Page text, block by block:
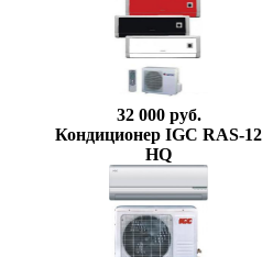
32 000 руб.
Кондиционер IGC RAS-12
HQ